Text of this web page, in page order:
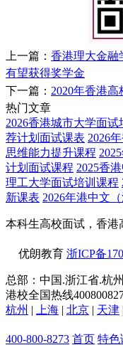
上一篇： 香港理大金融
有望获得奖学金
下一篇： 2020年香港
热门文章
2026香港城市大学面试
荐计划面试课表 2026
思维能力提升课程
计划面试课程 2025香
理工大学面试培训课程
新课表 2026年港中文
本科生高校面试，香
优朗教育 浙ICP备
总部：中国.浙江省.杭
港校全国热线
杭州 | 上海 | 北京 | 天津
400-800-8273 首页 特色